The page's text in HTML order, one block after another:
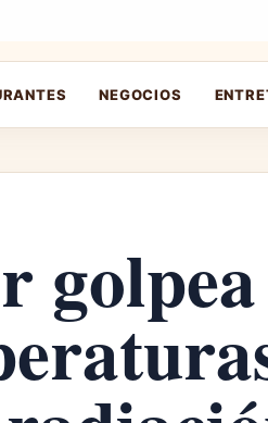
NEGOCIOS